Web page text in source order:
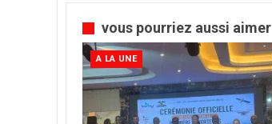
vous pourriez aussi aimer
A LA UNE